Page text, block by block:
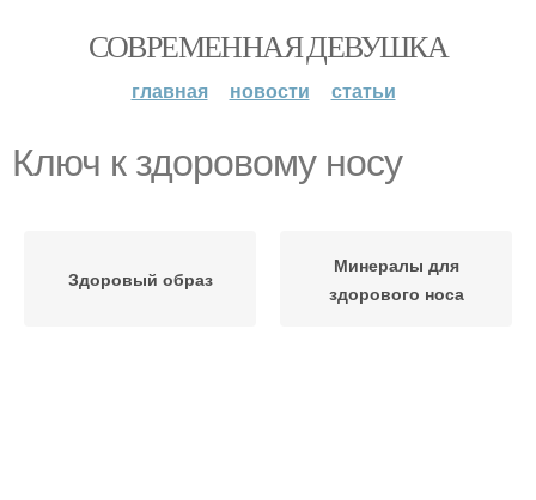
СОВРЕМЕННАЯ ДЕВУШКА
главная новости статьи
Ключ к здоровому носу
Здоровый образ
Минералы для
здорового носа